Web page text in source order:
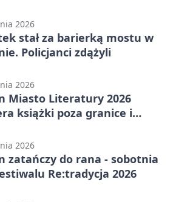
2026
stał za barierką mostu w
Policjanci zdążyli
2026
Miasto Literatury 2026
książki poza granice i
2026
zatańczy do rana - sobotnia
Re:tradycja 2026